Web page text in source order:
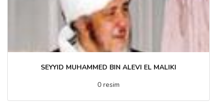
SEYYID MUHAMMED BIN ALEVI EL MALIKI
0 resim